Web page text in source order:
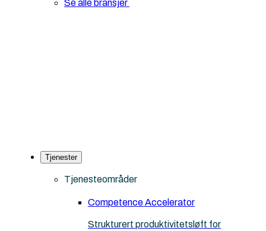
Se alle bransjer
Tjenester
Tjenesteområder
Competence Accelerator
Strukturert produktivitetsløft for